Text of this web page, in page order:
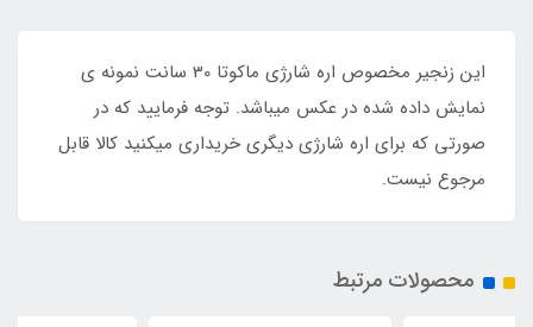
این زنجیر مخصوص اره شارژی ماکوتا 30 سانت نمونه ی
نمایش داده شده در عکس میباشد. توجه فرمایید که در
صورتی که برای اره شارژی دیگری خریداری میکنید کالا قابل
مرجوع نیست.
محصولات مرتبط